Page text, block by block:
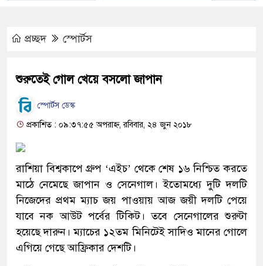
প্রচ্ছদ স্পোর্টস
শুরুতেই গোল খেয়ে বসলো জাপান
স্পোর্টস ডেস্ক
প্রকাশিত : ০৯:৩৭:৫৫ অপরাহ্ন, রবিবার, ২৪ জুন ২০১৮
রাশিয়া বিশ্বকাপে গ্রুপ ‘এইচ’ থেকে শেষ ১৬ নিশ্চিত করতে
মাঠে নেমেছে জাপান ও সেনেগাল। ইতোমধ্যে দুটি দলটি
নিজেদের প্রথম ম্যাচ জয় পাওয়ায় আজ জয়ী দলটি পেয়ে
যাবে নক আউট পর্বের টিকিট। তবে সেনেগালের শুরুটা
হয়েছে দারুন। ম্যাচের ১২তম মিনিটেই সাদিও মানের গোলে
এগিয়ে গেছে আফ্রিকার দেশটি।